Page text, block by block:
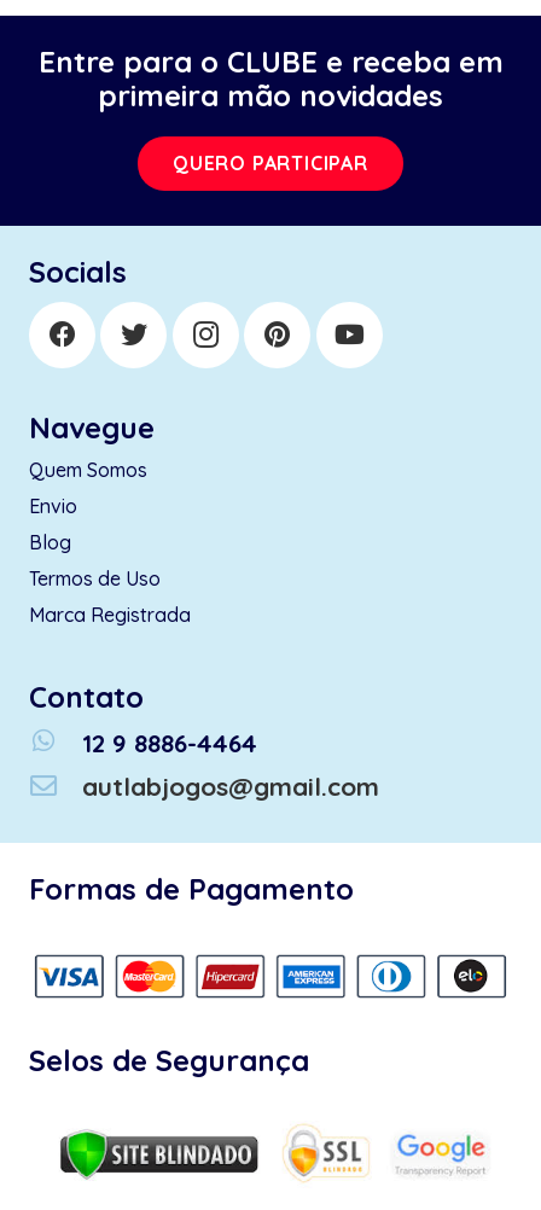
Entre para o CLUBE e receba em
primeira mão novidades
QUERO PARTICIPAR
Socials
Navegue
Quem Somos
Envio
Blog
Termos de Uso
Marca Registrada
Contato
whatsapp
12 9 8886-4464
autlabjogos@gmail.com
Formas de Pagamento
Selos de Segurança